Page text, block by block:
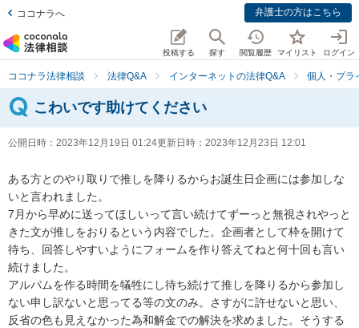
ココナラへ 弁護士の方はこちら
投稿する 探す 閲覧履歴 マイリスト ログイン
ココナラ法律相談 法律Q&A インターネットの法律Q&A 個人・プラ
こわいです助けてください
公開日時： 2023年12月19日 01:24更新日時： 2023年12月23日 12:01
ある方とのやり取りで推しを降りるからお誕生日企画には参加しな
いと言われました。
7月から早めに送ってほしいって言い続けてずーっと無視されやっと
きた文が推しをおりるという内容でした。企画者として枠を開けて
待ち、回答しやすいようにフォームを作り答えてねと何十回も言い
続けました。
アルバムを作る時間を犠牲にし待ち続けて推しを降りるから参加し
ない申し訳ないと思ってる等の文のみ。さすがに許せないと思い、
反省の色も見えなかった為和解金での解決を求めました。そうする